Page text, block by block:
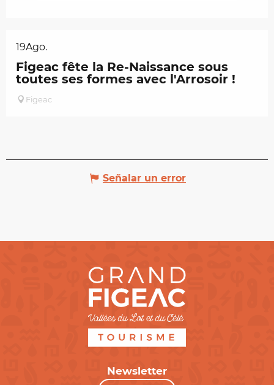
19Ago.
Figeac fête la Re-Naissance sous
toutes ses formes avec l'Arrosoir !
Figeac
Señalar un error
Newsletter